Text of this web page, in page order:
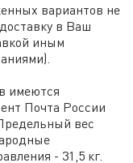
вариантов не
в Ваш
иным
имеются
Почта России
вес
- 31,5 кг.